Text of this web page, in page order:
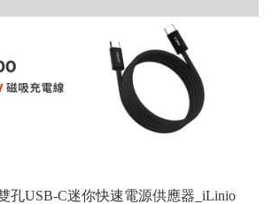
孔USB-C迷你快速電源供應器_iLinio